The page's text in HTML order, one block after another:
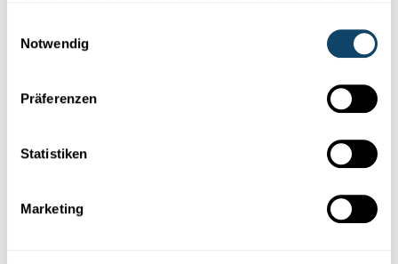
Notwendig
Präferenzen
Statistiken
Marketing
SCIENCE CHALLENGE
Mit diesem Science Challenge stellt man Kinder und
Grips gelöst werden kann.